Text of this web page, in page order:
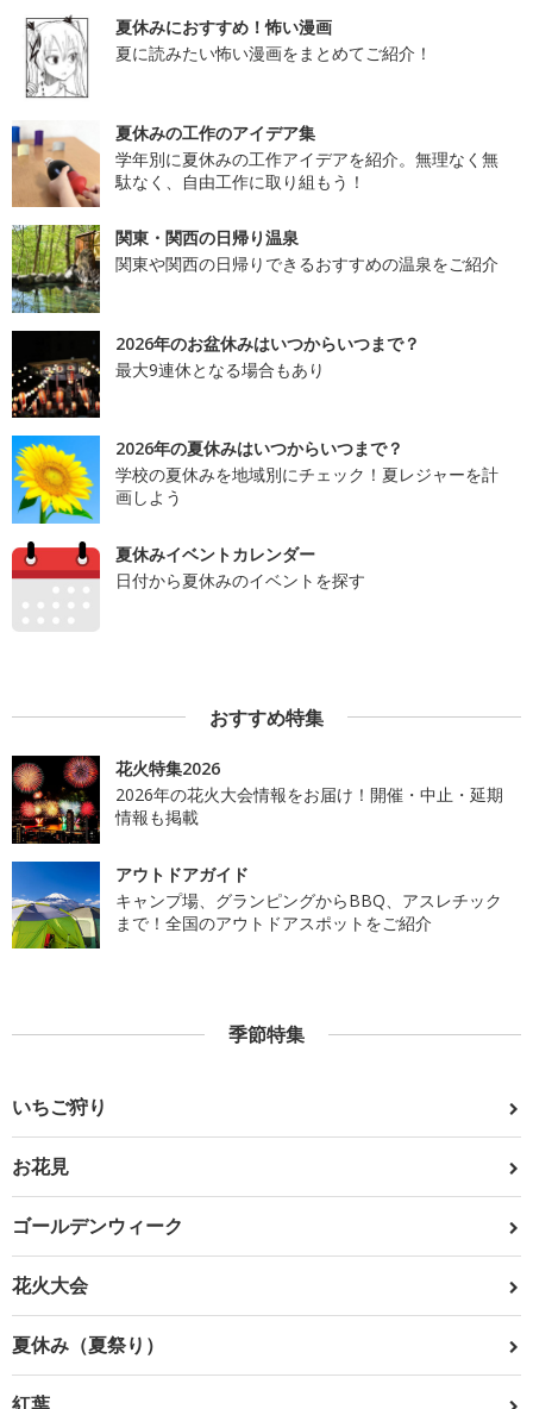
夏休みにおすすめ！怖い漫画
夏に読みたい怖い漫画をまとめてご紹介！
夏休みの工作のアイデア集
学年別に夏休みの工作アイデアを紹介。無理なく無
駄なく、自由工作に取り組もう！
関東・関西の日帰り温泉
関東や関西の日帰りできるおすすめの温泉をご紹介
2026年のお盆休みはいつからいつまで？
最大9連休となる場合もあり
2026年の夏休みはいつからいつまで？
学校の夏休みを地域別にチェック！夏レジャーを計
画しよう
夏休みイベントカレンダー
日付から夏休みのイベントを探す
おすすめ特集
花火特集2026
2026年の花火大会情報をお届け！開催・中止・延期
情報も掲載
アウトドアガイド
キャンプ場、グランピングからBBQ、アスレチック
まで！全国のアウトドアスポットをご紹介
季節特集
いちご狩り
お花見
ゴールデンウィーク
花火大会
夏休み（夏祭り）